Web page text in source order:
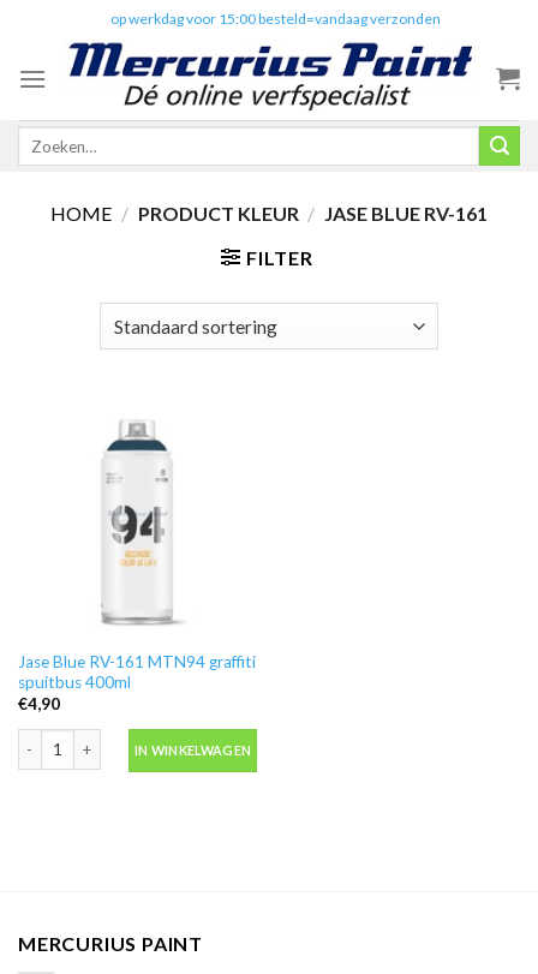
content
op werkdag voor 15:00 besteld=vandaag verzonden
Zoeken
HOME / PRODUCT KLEUR / JASE BLUE RV-161
FILTER
Jase Blue RV-161 MTN94 graffiti
spuitbus 400ml
€4,90
IN WINKELWAGEN
MERCURIUS PAINT